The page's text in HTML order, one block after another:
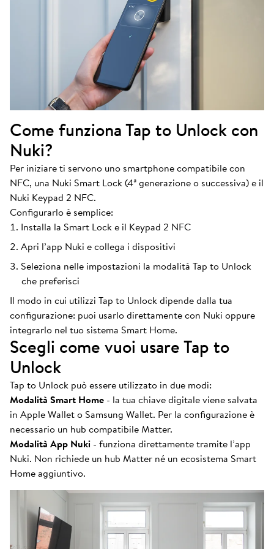
Come funziona Tap to Unlock con
Nuki?
Per iniziare ti servono uno smartphone compatibile con
NFC, una Nuki Smart Lock (4ª generazione o successiva) e il
Nuki Keypad 2 NFC.
Configurarlo è semplice:
Installa la Smart Lock e il Keypad 2 NFC
Apri l’app Nuki e collega i dispositivi
Seleziona nelle impostazioni la modalità Tap to Unlock
che preferisci
Il modo in cui utilizzi Tap to Unlock dipende dalla tua
configurazione: puoi usarlo direttamente con Nuki oppure
integrarlo nel tuo sistema Smart Home.
Scegli come vuoi usare Tap to
Unlock
Tap to Unlock può essere utilizzato in due modi:
Modalità Smart Home - la tua chiave digitale viene salvata
in Apple Wallet o Samsung Wallet. Per la configurazione è
necessario un hub compatibile Matter.
Modalità App Nuki - funziona direttamente tramite l’app
Nuki. Non richiede un hub Matter né un ecosistema Smart
Home aggiuntivo.